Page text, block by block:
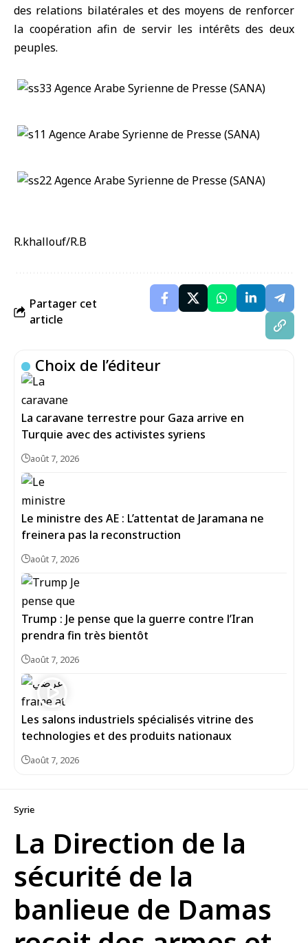
des relations bilatérales et des moyens de renforcer
la coopération afin de servir les intérêts des deux
peuples.
R.khallouf/R.B
Partager cet
article
Choix de l’éditeur
La caravane terrestre pour Gaza arrive en
Turquie avec des activistes syriens
août 7, 2026
Le ministre des AE : L’attentat de Jaramana ne
freinera pas la reconstruction
août 7, 2026
Trump : Je pense que la guerre contre l’Iran
prendra fin très bientôt
août 7, 2026
Les salons industriels spécialisés vitrine des
technologies et des produits nationaux
août 7, 2026
Syrie
La Direction de la
sécurité de la
banlieue de Damas